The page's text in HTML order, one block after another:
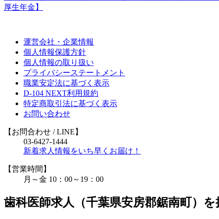
厚生年金】
運営会社・企業情報
個人情報保護方針
個人情報の取り扱い
プライバシーステートメント
職業安定法に基づく表示
D-104 NEXT利用規約
特定商取引法に基づく表示
お問い合わせ
【お問合わせ / LINE 】
03-6427-1444
新着求人情報をいち早くお届け！
【営業時間】
月～金 10：00～19：00
歯科医師求人（千葉県安房郡鋸南町）を